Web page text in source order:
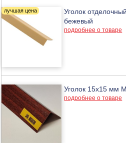
Уголок
бежевый
подробнее о товаре
Уголок 15х15 мм
подробнее о товаре